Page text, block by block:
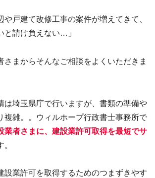
や戸建て改修工事の案件が増えてきて、
と請け負えない…」
さまからそんなご相談をよくいただきま
は埼玉県庁で行いますが、書類の準備や
複雑。。ウィルホープ行政書士事務所で
業者さまに、建設業許可取得を最短でサ
設業許可を取得するためのつまずきやす